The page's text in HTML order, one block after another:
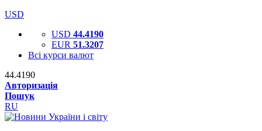
USD
USD 44.4190
EUR 51.3207
Всі курси валют
44.4190
Авторизація
Пошук
RU